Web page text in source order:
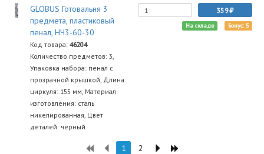
GLOBUS Готовальня 3
предмета, пластиковый
пенал, НЧ3-60-30
Код товара: 46204
Количество предметов: 3,
Упаковка набора: пенал с
прозрачной крышкой, Длина
циркуля: 155 мм, Материал
изготовления: сталь
никелированная, Цвет
деталей: черный
359
На складе Бонус: 5
1 2